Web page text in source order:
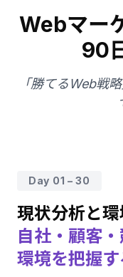
Webマー
90
「勝てるWeb戦
Day 01 – 30
現状分析と環
自社・顧客
環境を把握す